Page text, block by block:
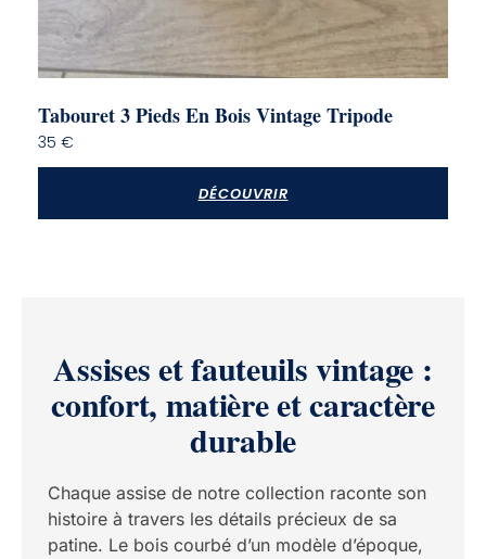
Tabouret 3 Pieds En Bois Vintage Tripode
35 €
DÉCOUVRIR
Assises et fauteuils vintage :
confort, matière et caractère
durable
Chaque assise de notre collection raconte son
histoire à travers les détails précieux de sa
patine. Le bois courbé d’un modèle d’époque,